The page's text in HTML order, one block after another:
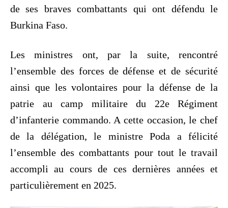
de ses braves combattants qui ont défendu le
Burkina Faso.
Les ministres ont, par la suite, rencontré
l’ensemble des forces de défense et de sécurité
ainsi que les volontaires pour la défense de la
patrie au camp militaire du 22e Régiment
d’infanterie commando. A cette occasion, le chef
de la délégation, le ministre Poda a félicité
l’ensemble des combattants pour tout le travail
accompli au cours de ces dernières années et
particulièrement en 2025.